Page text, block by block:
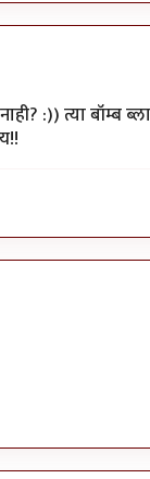
:)) त्या बॉम्ब